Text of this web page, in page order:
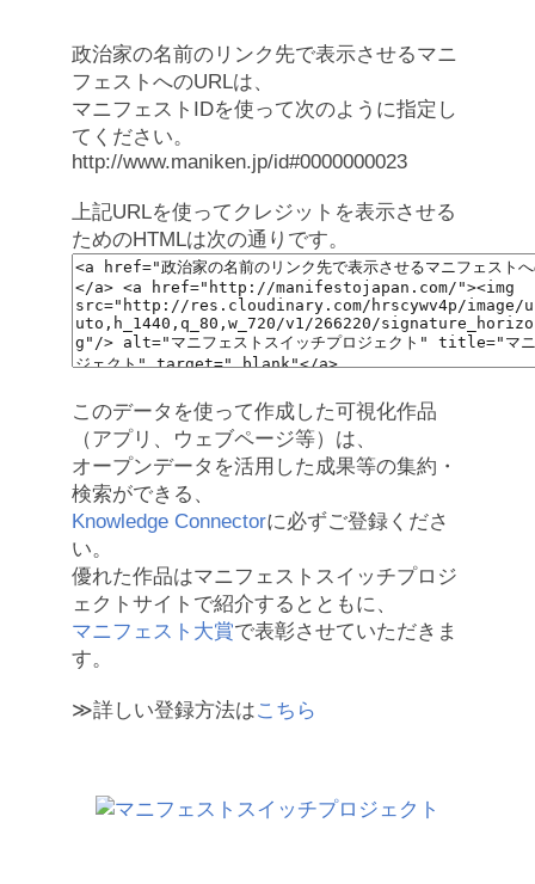
政治家の名前のリンク先で表示させるマニ
フェストへのURLは、
マニフェストIDを使って次のように指定し
てください。
http://www.maniken.jp/id#0000000023
上記URLを使ってクレジットを表示させる
ためのHTMLは次の通りです。
このデータを使って作成した可視化作品
（アプリ、ウェブページ等）は、
オープンデータを活用した成果等の集約・
検索ができる、
Knowledge Connectorに必ずご登録くださ
い。
優れた作品はマニフェストスイッチプロジ
ェクトサイトで紹介するとともに、
マニフェスト大賞で表彰させていただきま
す。
≫詳しい登録方法はこちら